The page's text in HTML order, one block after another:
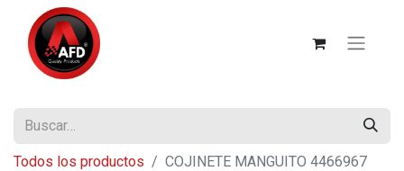
Todos los productos COJINETE MANGUITO 4466967